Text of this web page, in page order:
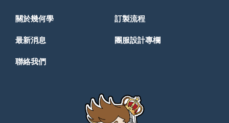
關於幾何學 訂製流程
最新消息 團服設計專欄
聯絡我們